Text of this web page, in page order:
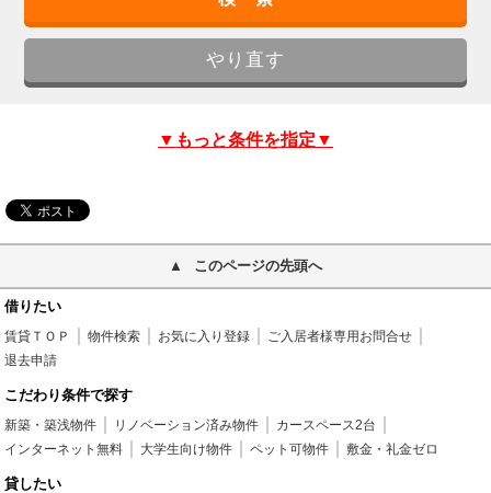
▼もっと条件を指定▼
このページの先頭へ
借りたい
賃貸ＴＯＰ 物件検索 お気に入り登録
ご入居者様専用お問合せ
退去申請
こだわり条件で探す
新築・築浅物件 リノベーション済み物件
カースペース2台
インターネット無料
大学生向け物件 ペット可物件 敷金・礼金ゼロ
貸したい